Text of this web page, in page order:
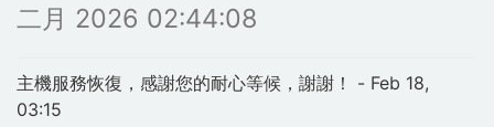
二月 2026 02:44:08
主機服務恢復，感謝您的耐心等候，謝謝！ - Feb 18,
03:15